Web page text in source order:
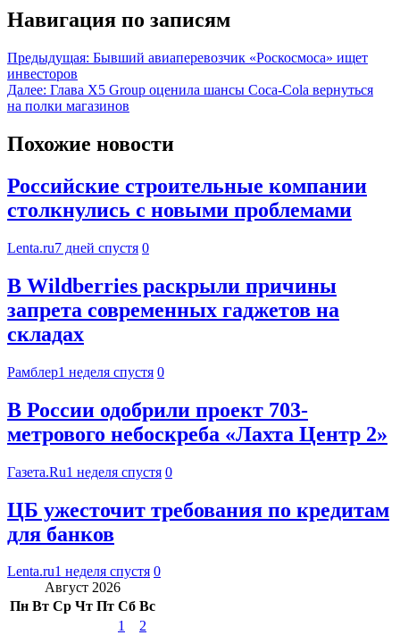
Навигация по записям
Предыдущая: Бывший авиаперевозчик «Роскосмоса» ищет
инвесторов
Далее: Глава X5 Group оценила шансы Сoca-Cola вернуться
на полки магазинов
Похожие новости
Российские строительные компании
столкнулись с новыми проблемами
Lenta.ru7 дней спустя 0
В Wildberries раскрыли причины
запрета современных гаджетов на
складах
Рамблер1 неделя спустя 0
В России одобрили проект 703-
метрового небоскреба «Лахта Центр 2»
Газета.Ru1 неделя спустя 0
ЦБ ужесточит требования по кредитам
для банков
Lenta.ru1 неделя спустя 0
Август 2026
Пн Вт Ср Чт Пт Сб Вс
1
2